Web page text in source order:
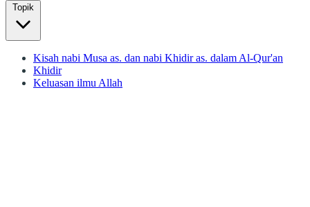
Topik
Kisah nabi Musa as. dan nabi Khidir as. dalam Al-Qur'an
Khidir
Keluasan ilmu Allah